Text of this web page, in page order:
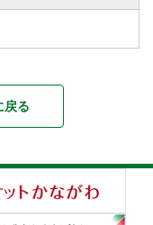
戻る